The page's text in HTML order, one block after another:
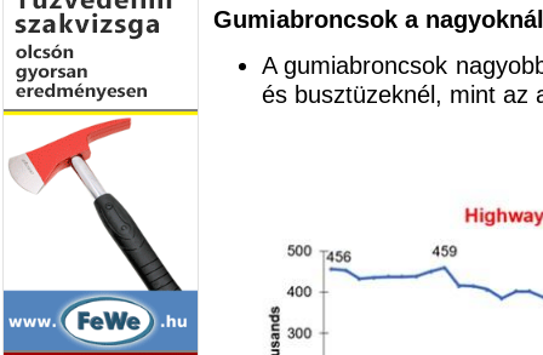
Gumiabroncsok a
A gumiabroncsok
és busztüzeknél, mint az